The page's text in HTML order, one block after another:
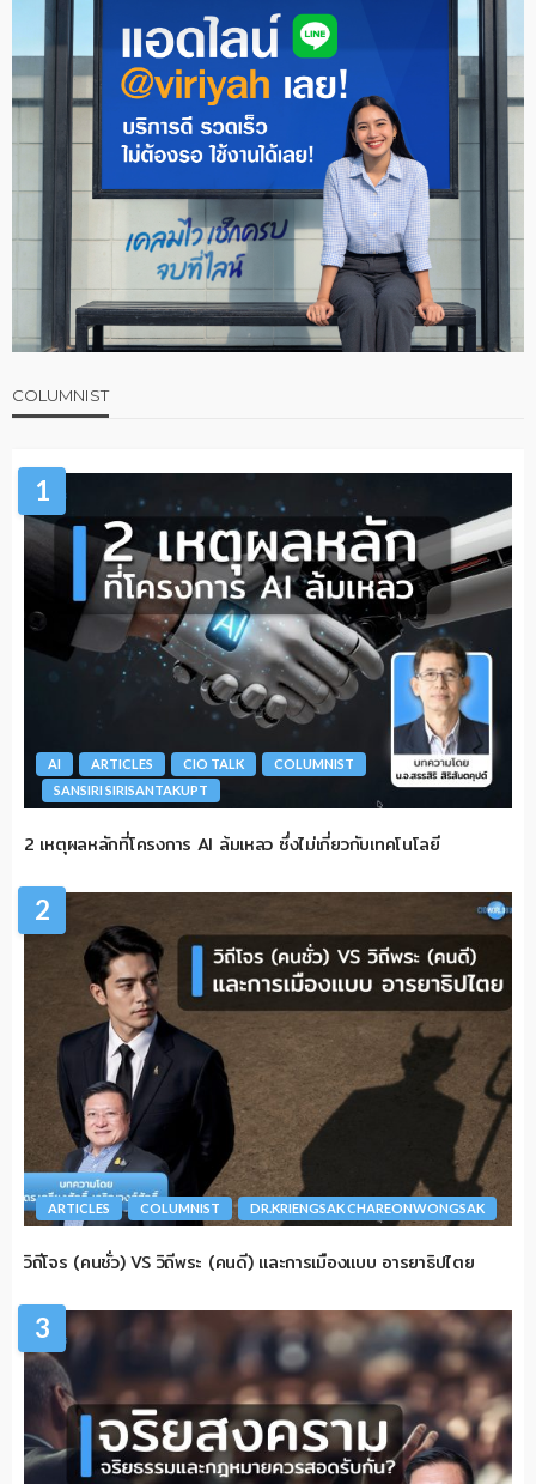
COLUMNIST
1
AI ARTICLES CIO TALK
COLUMNIST
SANSIRI SIRISANTAKUPT
2 เหตุผลหลักที่โครงการ AI ล้มเหลว ซึ่งไม่เกี่ยวกับเทคโนโลยี
2
ARTICLES COLUMNIST DR.KRIENGSAK CHAREONWONGSAK
วิถีโจร (คนชั่ว) VS วิถีพระ (คนดี) และการเมืองแบบ อารยาธิปไตย
3